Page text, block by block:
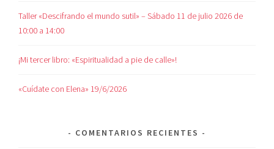
Taller «Descifrando el mundo sutil» – Sábado 11 de julio 2026 de
10:00 a 14:00
¡Mi tercer libro: «Espiritualidad a pie de calle»!
«Cuídate con Elena» 19/6/2026
COMENTARIOS RECIENTES